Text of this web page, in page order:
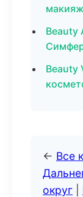
Beauty
Beauty
← Все
округ